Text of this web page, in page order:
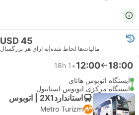
USD 45
مالیات‌ها لحاظ شده به ازای هر بزرگسال
18:00
12:00
+1
18h
ایستگاه اتوبوس هاتای
ایستگاه مرکزی اتوبوس استانبول
استاندارد2X1 | اتوبوس
Metro Turizm